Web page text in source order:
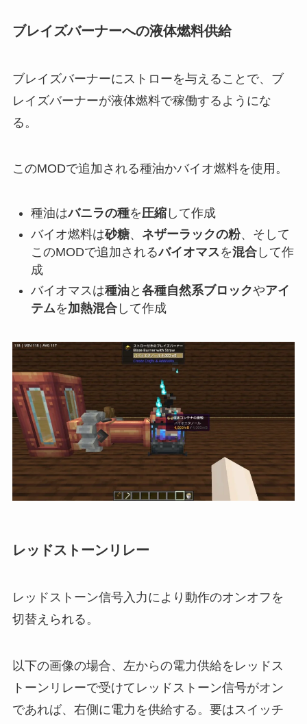
ブレイズバーナーへの液体燃料供給
ブレイズバーナーにストローを与えることで、ブ
レイズバーナーが液体燃料で稼働するようにな
る。
このMODで追加される種油かバイオ燃料を使用。
種油はバニラの種を圧縮して作成
バイオ燃料は砂糖、 ネザーラックの粉、そして
このMODで追加されるバイオマスを混合して作
成
バイオマスは種油と 各種自然系ブロックやアイ
テムを加熱混合して作成
レッドストーンリレー
レッドストーン信号入力により動作のオンオフを
切替えられる。
以下の画像の場合、左からの電力供給をレッドス
トーンリレーで受けてレッドストーン信号がオン
であれば、右側に電力を供給する。要はスイッチ